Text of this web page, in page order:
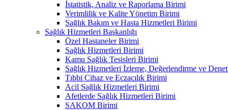
İstatistik, Analiz ve Raporlama Birimi
Verimlilik ve Kalite Yönetim Birimi
Sağlık Bakım ve Hasta Hizmetleri Birimi
Sağlık Hizmetleri Başkanlığı
Özel Hastaneler Birimi
Sağlık Hizmetleri Birimi
Kamu Sağlık Tesisleri Birimi
Sağlık Hizmetleri İzleme, Değerlendirme ve
Tıbbi Cihaz ve Eczacılık Birimi
Acil Sağlık Hizmetleri Birimi
Afetlerde Sağlık Hizmetleri Birimi
SAKOM Birimi